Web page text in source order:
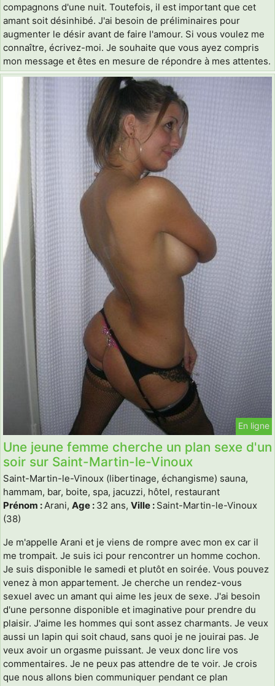
compagnons d'une nuit. Toutefois, il est important que cet
amant soit désinhibé. J'ai besoin de préliminaires pour
augmenter le désir avant de faire l'amour. Si vous voulez me
connaître, écrivez-moi. Je souhaite que vous ayez compris
mon message et êtes en mesure de répondre à mes attentes.
En ligne
Une jeune femme cherche un plan sexe d'un
soir sur Saint-Martin-le-Vinoux
Saint-Martin-le-Vinoux (libertinage, échangisme) sauna,
hammam, bar, boite, spa, jacuzzi, hôtel, restaurant
Prénom : Arani, Age : 32 ans, Ville : Saint-Martin-le-Vinoux
(38)
Je m'appelle Arani et je viens de rompre avec mon ex car il
me trompait. Je suis ici pour rencontrer un homme cochon.
Je suis disponible le samedi et plutôt en soirée. Vous pouvez
venez à mon appartement. Je cherche un rendez-vous
sexuel avec un amant qui aime les jeux de sexe. J'ai besoin
d'une personne disponible et imaginative pour prendre du
plaisir. J'aime les hommes qui sont assez charmants. Je veux
aussi un lapin qui soit chaud, sans quoi je ne jouirai pas. Je
veux avoir un orgasme puissant. Je veux donc lire vos
commentaires. Je ne peux pas attendre de te voir. Je crois
que nous allons bien communiquer pendant ce plan